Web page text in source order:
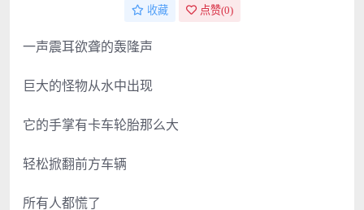
收藏 点赞(0)
一声震耳欲聋的轰隆声
巨大的怪物从水中出现
它的手掌有卡车轮胎那么大
轻松掀翻前方车辆
所有人都慌了